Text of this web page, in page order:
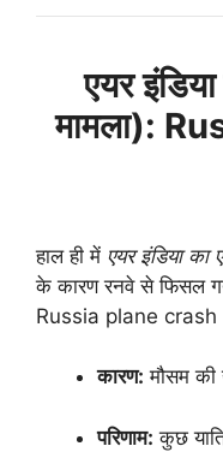
एयर
मामला):
हाल ही में एयर इंडिया का
के कारण रनवे से फिसल
Russia plane
कारण: मौसम की
परिणाम: कुछ